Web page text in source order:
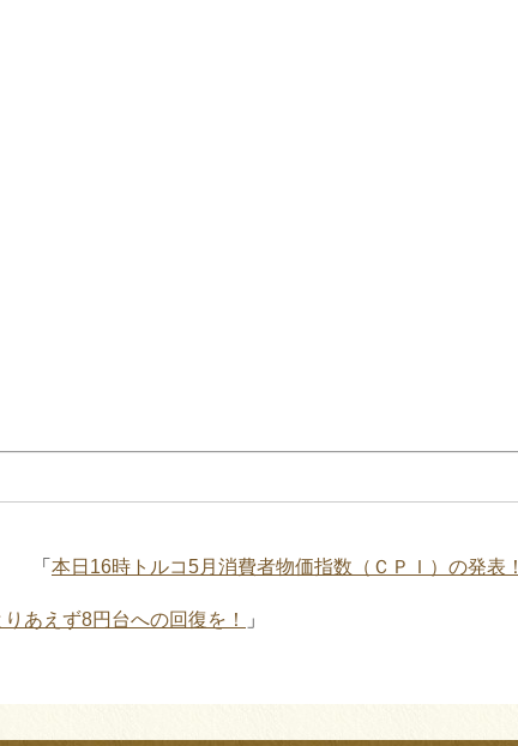
「 本日16時トルコ5月消費者物価指数（ＣＰＩ）の発表！
あえず8円台への回復を！ 」